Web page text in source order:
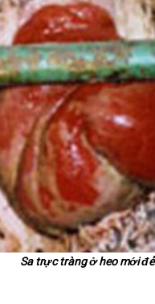
Sa trực tràng ở heo mới đẻ